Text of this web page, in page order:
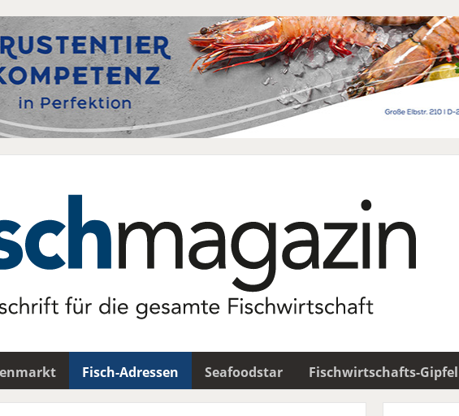
Fisch-Adressen Seafoodstar Fischwirtschafts-Gipfel